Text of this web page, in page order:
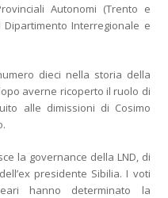
Autonomi (Trento e
Dipartimento Interregionale e
dieci nella storia della
averne ricoperto il ruolo di
alle dimissioni di Cosimo
la governance della LND, di
presidente Sibilia. I voti
hanno determinato la